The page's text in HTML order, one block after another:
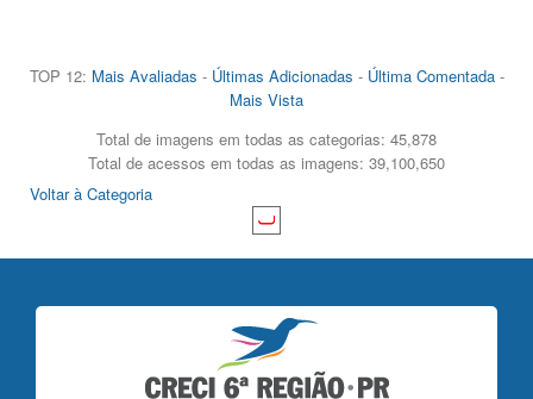
TOP 12: Mais Avaliadas - Últimas Adicionadas - Última Comentada-
Mais Vista
Total de imagens em todas as categorias: 45,878
Total de acessos em todas as imagens: 39,100,650
Voltar à Categoria